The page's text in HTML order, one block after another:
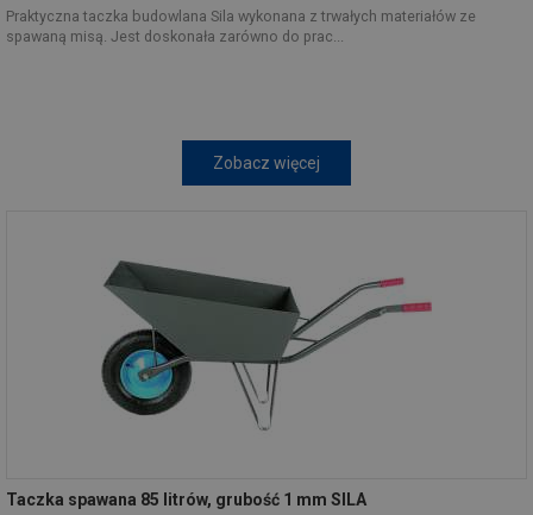
Praktyczna taczka budowlana Sila wykonana z trwałych materiałów ze
spawaną misą. Jest doskonała zarówno do prac...
Zobacz więcej
Taczka spawana 85 litrów, grubość 1 mm SILA